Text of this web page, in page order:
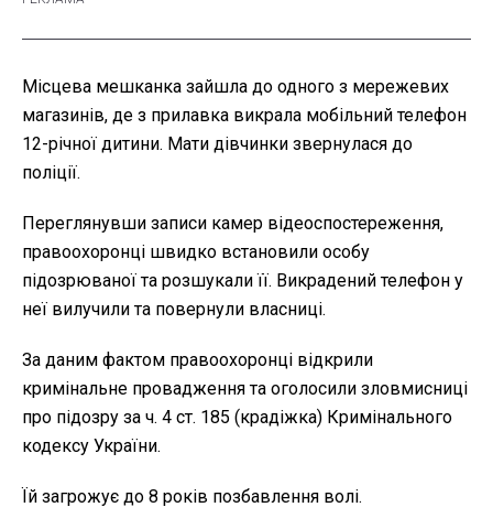
Місцева мешканка зайшла до одного з мережевих
магазинів, де з прилавка викрала мобільний телефон
12-річної дитини. Мати дівчинки звернулася до
поліції.
Переглянувши записи камер відеоспостереження,
правоохоронці швидко встановили особу
підозрюваної та розшукали її. Викрадений телефон у
неї вилучили та повернули власниці.
За даним фактом правоохоронці відкрили
кримінальне провадження та оголосили зловмисниці
про підозру за ч. 4 ст. 185 (крадіжка) Кримінального
кодексу України.
Їй загрожує до 8 років позбавлення волі.